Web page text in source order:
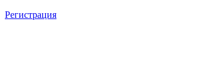
Регистрация